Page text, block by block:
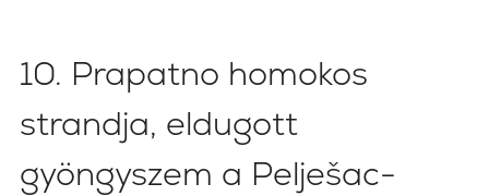
10. Prapatno homokos
strandja, eldugott
gyöngyszem a Pelješac-